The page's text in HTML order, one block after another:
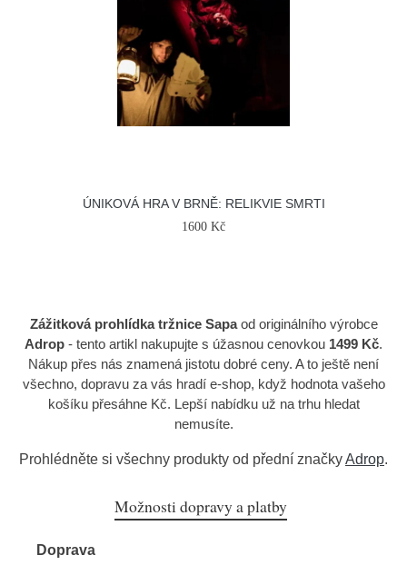
ÚNIKOVÁ HRA V BRNĚ: RELIKVIE SMRTI
1600 Kč
Zážitková prohlídka tržnice Sapaod originálního výrobce
Adrop - tento artikl nakupujte s úžasnou cenovkou 1499 Kč.
Nákup přes nás znamená jistotu dobré ceny. A to ještě není
všechno, dopravu za vás hradí e-shop, když hodnota vašeho
košíku přesáhne Kč. Lepší nabídku už na trhu hledat
nemusíte.
Prohlédněte si všechny produkty od přední značkyAdrop.
Možnosti dopravy a platby
Doprava